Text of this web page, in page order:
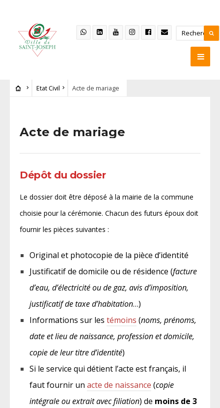
Etat Civil Acte de mariage
Acte de mariage
Dépôt du dossier
Le dossier doit être déposé à la mairie de la commune
choisie pour la cérémonie. Chacun des futurs époux doit
fournir les pièces suivantes :
Original et photocopie de la pièce d’identité
Justificatif de domicile ou de résidence (facture
d’eau, d’électricité ou de gaz, avis d’imposition,
justificatif de taxe d’habitation…)
Informations sur les témoins (noms, prénoms,
date et lieu de naissance, profession et domicile,
copie de leur titre d’identité)
Si le service qui détient l’acte est français, il
faut fournir un acte de naissance (copie
intégrale ou extrait avec filiation) de moins de 3